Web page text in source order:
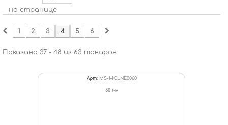
на странице
1 2 3 4 5 6
Показано 37 - 48 из 63 товаров
Арт: MS-MCLNE0060
60 мл